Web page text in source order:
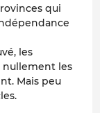
qui
les
nullement les
Mais peu